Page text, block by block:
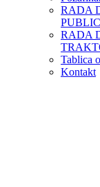
RADA
RADA
Tablica
Kontakt